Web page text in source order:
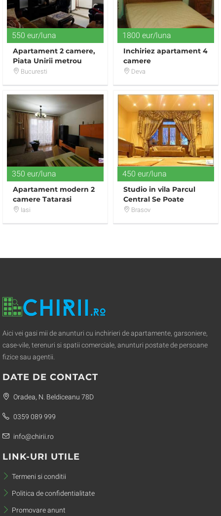
550 eur/luna
Apartament 2 camere,
Piata Unirii metrou
Bucuresti
1800 eur/luna
Inchiriez apartament 4
camere
Deva
350 eur/luna
Apartament modern 2
camere Tatarasi
Iasi
450 eur/luna
Studio in vila Parcul
Central Se Poate
inchiria Si In Regim
Brasov
Aici vei gasi mii de anunturi cu inchirieri de apartamente, garsoniere,
case-vile, terenuri si spatii comerciale, anunturi postate de persoane
fizice sau agentii.
DATE DE CONTACT
Oradea, N. Beldiceanu 78D
0359 089 999
info@chirii.ro
LINK-URI UTILE
Termeni si conditii
Politica de confidentialitate
Promovare anunt